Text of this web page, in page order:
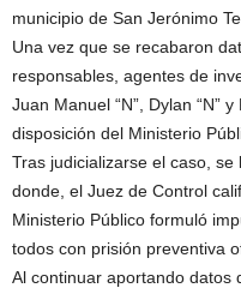
municipio de San Jerónimo
Una vez que se recabaron
responsables, agentes de
Juan Manuel “N”, Dylan “N”
disposición del Ministerio
Tras judicializarse el caso,
donde, el Juez de Control
Ministerio Público formuló
todos con prisión preventiva
Al continuar aportando datos